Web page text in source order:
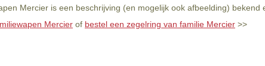
Mercier is een beschrijving (en mogelijk ook afbeelding) bekend
Mercier of bestel een zegelring van familie Mercier >>